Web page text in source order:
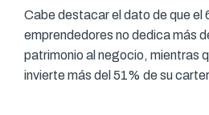
Cabe destacar el dato de que el
emprendedores no dedica más
patrimonio al negocio, mientras
invierte más del 51% de su